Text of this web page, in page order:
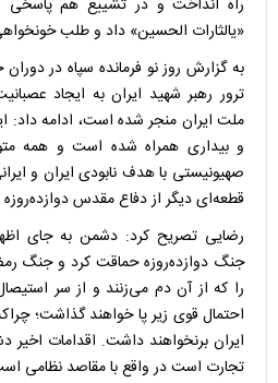
راه انداخت و در تشییع هم پاسخی
«یالثارات الحسین» داد و طلب
به گزارش روز نو فرمانده سپاه در
ترور رهبر شهید ایران به ایجاد
ملت ایران منجر شده است، ادامه داد:
و بیداری همراه شده است و همه
صهیونیستی با هدف نابودی ایران و
قطعه‌ای دیگر از دفاع مقدس
رضایی تصریح کرد: دشمن به جای
جنگ دوازده‌روزه حماقت کرد و جنگ
را که از آن دم می‌زنند و از سر
احتمال قوی زیر پا خواهند گذاشت؛
ایران برنخواهند داشت. اقدامات اخیر
تجارت است در واقع با مقاصد نظامی